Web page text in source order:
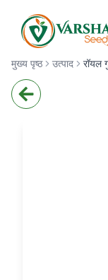
मुख्य पृष्ठ उत्पाद रॉयल